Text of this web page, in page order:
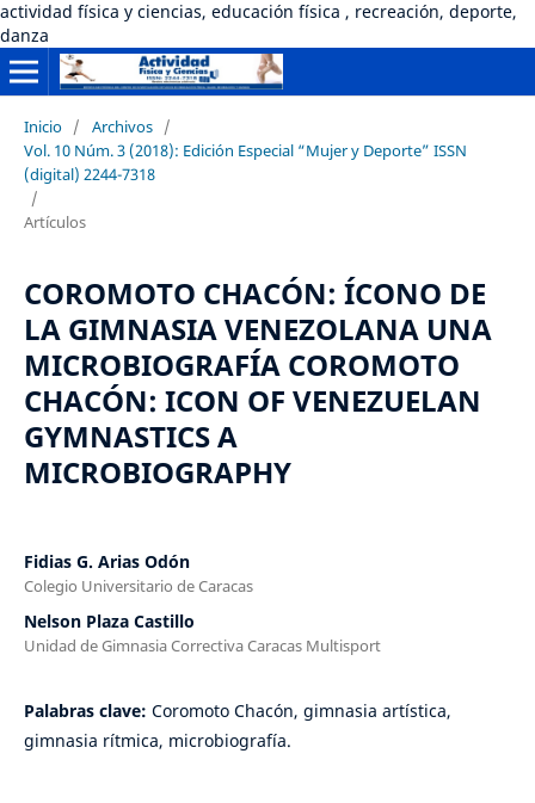
actividad física y ciencias, educación física , recreación, deporte,
danza
Inicio / Archivos /
Vol. 10 Núm. 3 (2018): Edición Especial “Mujer y Deporte” ISSN
(digital) 2244-7318
/
Artículos
COROMOTO CHACÓN: ÍCONO DE
LA GIMNASIA VENEZOLANA UNA
MICROBIOGRAFÍA COROMOTO
CHACÓN: ICON OF VENEZUELAN
GYMNASTICS A
MICROBIOGRAPHY
Fidias G. Arias Odón
Colegio Universitario de Caracas
Nelson Plaza Castillo
Unidad de Gimnasia Correctiva Caracas Multisport
Palabras clave: Coromoto Chacón, gimnasia artística,
gimnasia rítmica, microbiografía.